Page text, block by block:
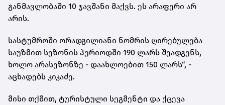
განმავლობაში 10 ჯავშანი მაქვს. ეს არაფერი არ
არის.
სასტუმროში ორადგილიანი ნომრის ღირებულება
საუზმით სეზონის პერიოდში 190 ლარს შეადგენს,
ხოლო არასეზონზე - დაახლოებით 150 ლარს“, -
აცხადებს კიკაძე.
მისი თქმით, ტურისტული სეგმენტი და ქცევა